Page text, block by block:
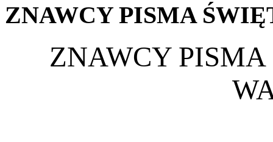
ZNAWCY PISMA
ZNAWCY